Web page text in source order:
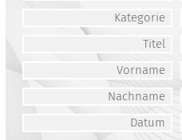
Kategorie
Titel
Vorname
Nachname
Datum